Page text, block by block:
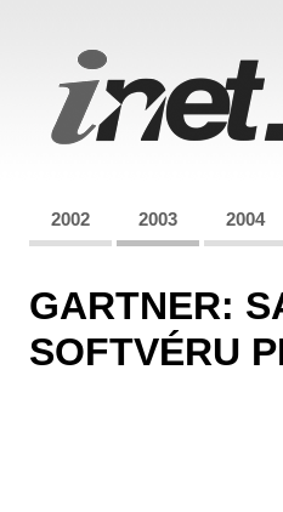
2002 2003 2004
GARTNER:
SOFTVÉRU